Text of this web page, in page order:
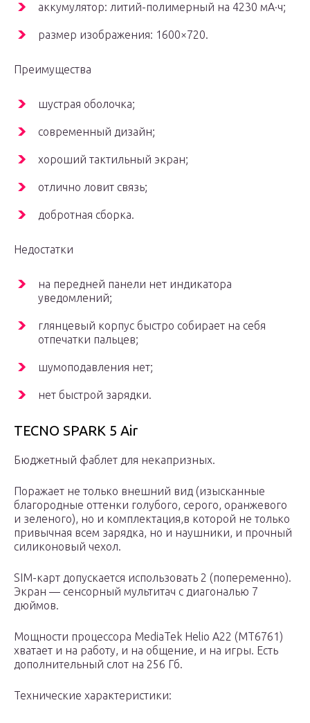
аккумулятор: литий-полимерный на 4230 мА·ч;
размер изображения: 1600×720.
Преимущества
шустрая оболочка;
современный дизайн;
хороший тактильный экран;
отлично ловит связь;
добротная сборка.
Недостатки
на передней панели нет индикатора
уведомлений;
глянцевый корпус быстро собирает на себя
отпечатки пальцев;
шумоподавления нет;
нет быстрой зарядки.
TECNO SPARK 5 Air
Бюджетный фаблет для некапризных.
Поражает не только внешний вид (изысканные
благородные оттенки голубого, серого, оранжевого
и зеленого), но и комплектация,в которой не только
привычная всем зарядка, но и наушники, и прочный
силиконовый чехол.
SIM-карт допускается использовать 2 (попеременно).
Экран — сенсорный мультитач с диагональю 7
дюймов.
Мощности процессора MediaTek Helio A22 (MT6761)
хватает и на работу, и на общение, и на игры. Есть
дополнительный слот на 256 Гб.
Технические характеристики: